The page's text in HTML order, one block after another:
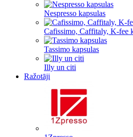
Nespresso kapsulas
Cafissimo, Caffitaly, K-fee
Tassimo kapsulas
Illy un citi
Ražotāji